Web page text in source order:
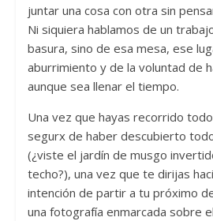
juntar una cosa con otra sin
Ni siquiera hablamos de un
basura, sino de esa mesa, ese
aburrimiento y de la voluntad de
aunque sea llenar el tiempo.
Una vez que hayas recorrido
segurx de haber descubierto
(¿viste el jardín de musgo
techo?), una vez que te dirijas
intención de partir a tu próximo
una fotografía enmarcada sobre